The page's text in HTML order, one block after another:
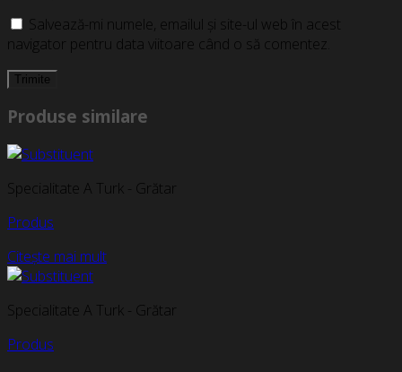
Salvează-mi numele, emailul și site-ul web în acest
navigator pentru data viitoare când o să comentez.
Produse similare
Specialitate A Turk - Grătar
Produs
Citește mai mult
Specialitate A Turk - Grătar
Produs